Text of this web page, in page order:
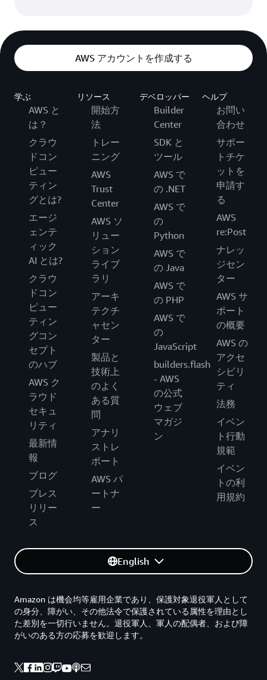
AWS アカウントを作成する
学ぶ
AWS と
は？
クラウ
ドコン
ピュー
ティン
グとは?
エージ
ェンテ
ィック
AI とは?
クラウ
ドコン
ピュー
ティン
グコン
セプト
のハブ
AWS ク
ラウド
セキュ
リティ
最新情
報
ブログ
プレス
リリー
ス
リソース
開始方
法
トレー
ニング
AWS
Trust
Center
AWS ソ
リュー
ション
ライブ
ラリ
アーキ
テクチ
ャセン
ター
製品と
技術上
のよく
ある質
問
アナリ
ストレ
ポート
AWS パ
ートナ
ー
デベロッパー
Builder
Center
SDK と
ツール
AWS で
の .NET
AWS で
の
Python
AWS で
の Java
AWS で
の PHP
AWS で
の
JavaScript
builders.flash
- AWS
の公式
ウェブ
マガジ
ン
ヘルプ
お問い
合わせ
サポー
トチケ
ットを
申請す
る
AWS
re:Post
ナレッ
ジセン
ター
AWS サ
ポート
の概要
AWS の
アクセ
シビリ
ティ
法務
イベン
ト行動
規範
イベン
トの利
用規約
English
Amazon は機会均等雇用企業であり、保護対象退役軍人として
の身分、障がい、その他法令で保護されている属性を理由とし
た差別を一切行いません。退役軍人、軍人の配偶者、および障
がいのある方の応募を歓迎します。